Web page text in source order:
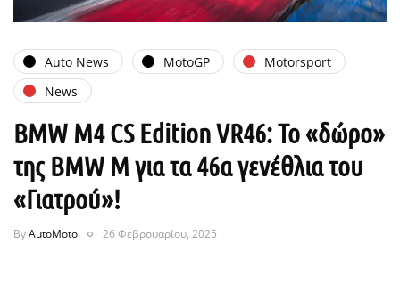
Auto News MotoGP
Motorsport
News
BMW M4 CS Edition VR46: Το «δώρο»
της BMW M για τα 46α γενέθλια του
«Γιατρού»!
ByAutoMoto 26 Φεβρουαρίου, 2025